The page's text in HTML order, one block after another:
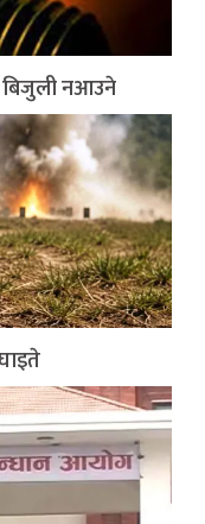
बिजुली नआउने